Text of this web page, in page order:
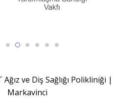
ve Diş Sağlığı Polikliniği |
Markavinci